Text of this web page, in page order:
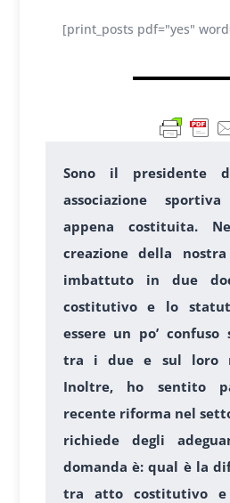
[print_posts pdf="yes"
Sono il presidente
associazione
appena costituita.
creazione della
imbattuto in due
costitutivo e lo
essere un po’ confuso
tra i due e sul loro
Inoltre, ho sentito
recente riforma nel
richiede degli
domanda è: qual è la
tra atto costitutivo